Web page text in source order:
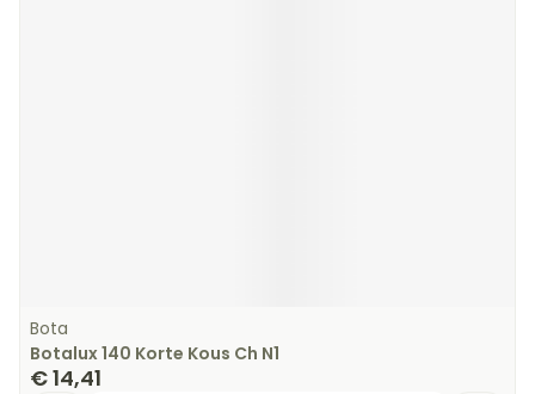
Bota
Botalux 140 Korte Kous Ch N1
€ 14,41